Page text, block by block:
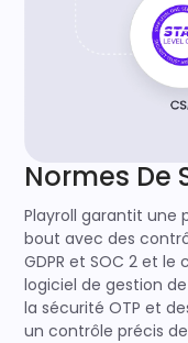
Normes De
Playroll garantit une
bout avec des
GDPR et SOC 2 et
logiciel de gestion
la sécurité OTP et
un contrôle précis